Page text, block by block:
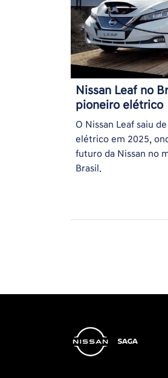
Nissan Leaf no
pioneiro elétrico
O Nissan Leaf saiu
elétrico em 2025,
futuro da Nissan no
Brasil.